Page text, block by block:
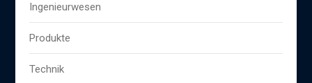
Ingenieurwesen
Produkte
Technik